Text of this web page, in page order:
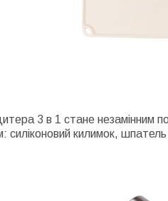
3 в 1 стане незамінним
силіконовий килимок, шпатель